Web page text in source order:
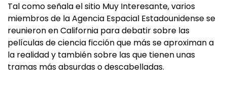
Tal como señala el sitio Muy Interesante, varios
miembros de la Agencia Espacial Estadounidense se
reunieron en California para debatir sobre las
películas de ciencia ficción que más se aproximan a
la realidad y también sobre las que tienen unas
tramas más absurdas o descabelladas.